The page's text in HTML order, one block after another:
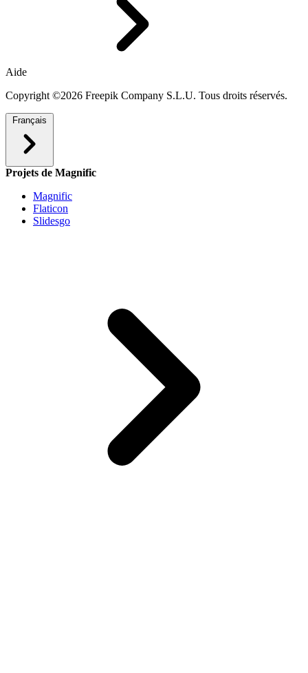
Aide
Copyright ©2026 Freepik Company S.L.U. Tous droits réservés.
Français
Projets de Magnific
Magnific
Flaticon
Slidesgo